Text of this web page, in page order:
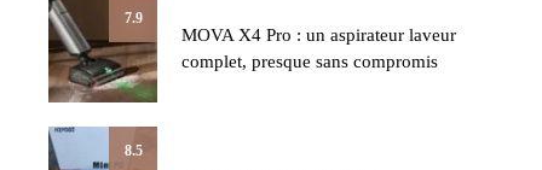
7.9
MOVA X4 Pro : un aspirateur laveur
complet, presque sans compromis
8.5